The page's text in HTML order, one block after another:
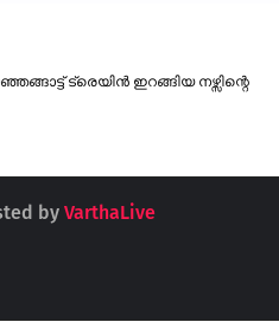
ട്രെയിൻ ഇറങ്ങിയ നഴ്സിന്റെ
by VarthaLive